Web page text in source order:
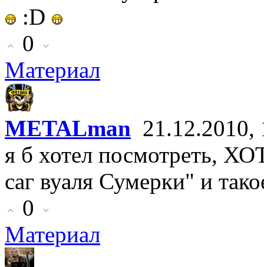
:D
0
Материал
METALman 21.12.2010,
я б хотел посмотреть,
саг вуаля Сумерки" и
0
Материал